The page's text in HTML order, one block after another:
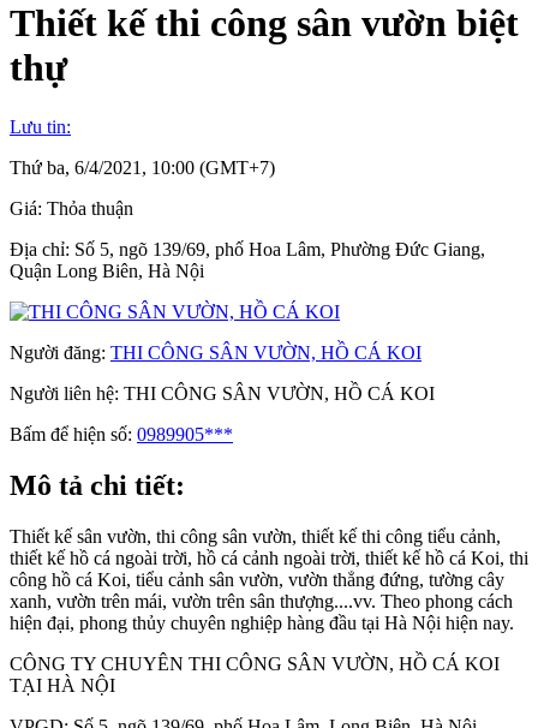
Thiết kế thi công sân vườn biệt
thự
Lưu tin:
Thứ ba, 6/4/2021, 10:00 (GMT+7)
Giá: Thỏa thuận
Địa chỉ: Số 5, ngõ 139/69, phố Hoa Lâm, Phường Đức Giang,
Quận Long Biên, Hà Nội
Người đăng: THI CÔNG SÂN VƯỜN, HỒ CÁ KOI
Người liên hệ: THI CÔNG SÂN VƯỜN, HỒ CÁ KOI
Bấm để hiện số: 0989905***
Mô tả chi tiết:
Thiết kế sân vườn, thi công sân vườn, thiết kế thi công tiểu cảnh,
thiết kế hồ cá ngoài trời, hồ cá cảnh ngoài trời, thiết kế hồ cá Koi, thi
công hồ cá Koi, tiểu cảnh sân vườn, vườn thẳng đứng, tường cây
xanh, vườn trên mái, vườn trên sân thượng....vv. Theo phong cách
hiện đại, phong thủy chuyên nghiệp hàng đầu tại Hà Nội hiện nay.
CÔNG TY CHUYÊN THI CÔNG SÂN VƯỜN, HỒ CÁ KOI
TẠI HÀ NỘI